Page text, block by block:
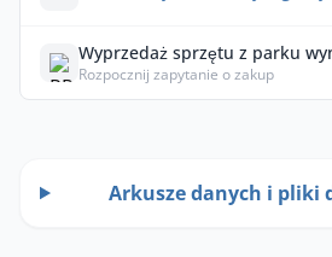
Wyprzedaż sprzętu z parku
Rozpocznij zapytanie o zakup
Arkusze danych i pliki